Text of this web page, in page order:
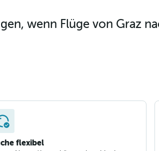
wenn Flüge von Graz
flexibel